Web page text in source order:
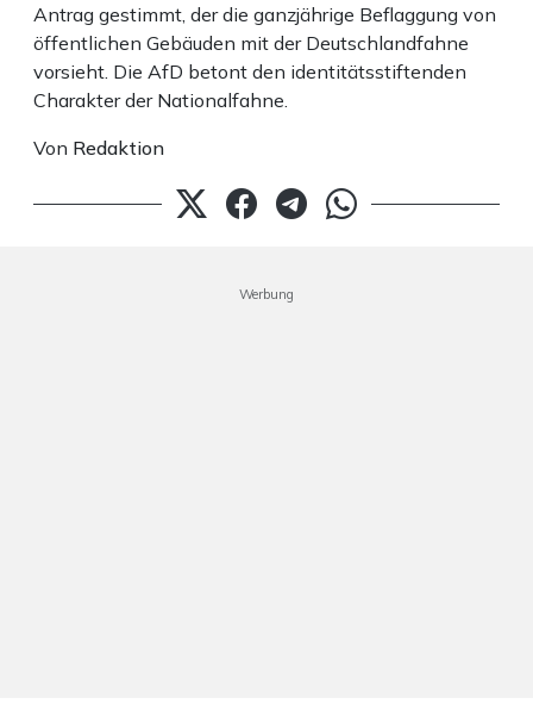
Antrag gestimmt, der die ganzjährige Beflaggung von
öffentlichen Gebäuden mit der Deutschlandfahne
vorsieht. Die AfD betont den identitätsstiftenden
Charakter der Nationalfahne.
Von Redaktion
Werbung